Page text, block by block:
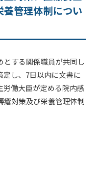
管理体制につい
とする関係職員が共同し
し、7日以内に文書に
労働大臣が定める院内感
瘡対策及び栄養管理体制